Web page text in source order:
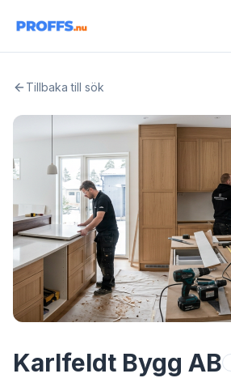
Tillbaka till sök
Karlfeldt Bygg AB